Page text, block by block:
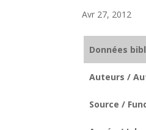
Avr 27, 2012
Données
Auteurs /
Source /